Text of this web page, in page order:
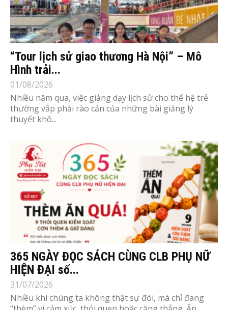
“Tour lịch sử giao thương Hà Nội” – Mô
Hình trải...
01/08/2026
Nhiều năm qua, việc giảng dạy lịch sử cho thế hệ trẻ
thường vấp phải rào cản của những bài giảng lý
thuyết khô...
365 NGÀY ĐỌC SÁCH CÙNG CLB PHỤ NỮ
HIỆN ĐẠI số...
31/07/2026
Nhiều khi chúng ta không thật sự đói, mà chỉ đang